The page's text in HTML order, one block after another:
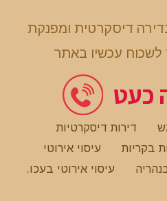
דיסקרטית ומפנקת
עכשיו באתר
כעט
דירות דיסקרטיות
בקריות
עיסוי אירוטי
עיסוי אירוטי בעכו.